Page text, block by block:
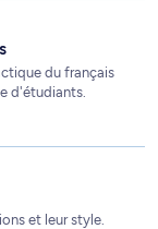
du français
d'étudiants.
et leur style.